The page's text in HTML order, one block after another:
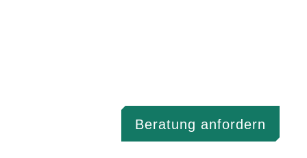
Beratung anfordern